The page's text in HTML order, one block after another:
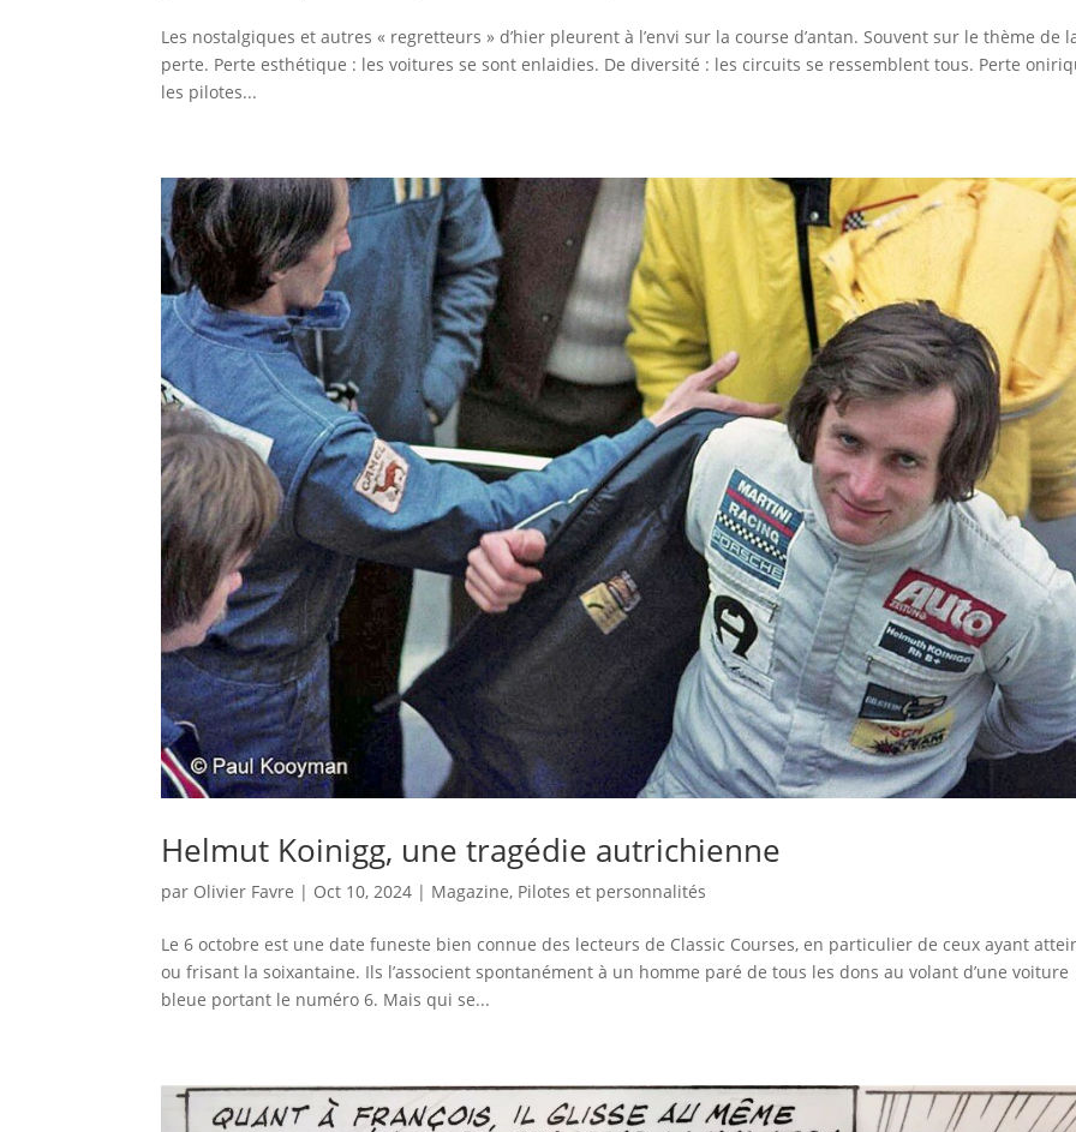
Les nostalgiques et autres « regretteurs » d’hier pleurent à l’envi sur la course d’antan. Souvent sur le thème de
perte. Perte esthétique : les voitures se sont enlaidies. De diversité : les circuits se ressemblent tous. Perte
les pilotes...
Helmut Koinigg, une tragédie autrichienne
par Olivier Favre | Oct 10, 2024 | Magazine, Pilotes et personnalités
Le 6 octobre est une date funeste bien connue des lecteurs de Classic Courses, en particulier de ceux ayant
ou frisant la soixantaine. Ils l’associent spontanément à un homme paré de tous les dons au volant d’une voiture
bleue portant le numéro 6. Mais qui se...